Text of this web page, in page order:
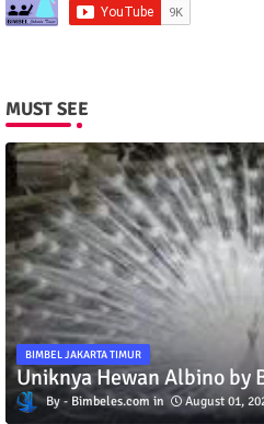
MUST SEE
BIMBEL JAKARTA TIMUR
Uniknya Hewan Albino by
Bimbeles.com August 01,